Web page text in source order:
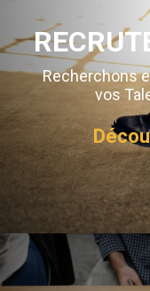
Recherchons
vos